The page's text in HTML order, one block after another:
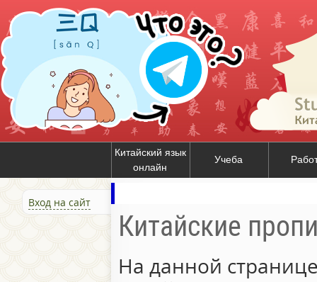
Китайский язык
онлайн
Учеба
Вход на сайт
Китайские
На данной